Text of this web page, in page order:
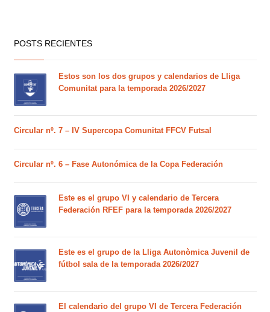
POSTS RECIENTES
Estos son los dos grupos y calendarios de Lliga
Comunitat para la temporada 2026/2027
Circular nº. 7 – IV Supercopa Comunitat FFCV Futsal
Circular nº. 6 – Fase Autonómica de la Copa Federación
Este es el grupo VI y calendario de Tercera
Federación RFEF para la temporada 2026/2027
Este es el grupo de la Lliga Autonòmica Juvenil de
fútbol sala de la temporada 2026/2027
El calendario del grupo VI de Tercera Federación